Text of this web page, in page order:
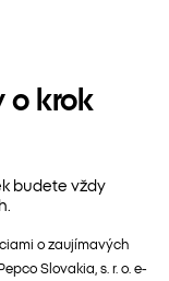
o krok
budete vždy
o zaujímavých
Slovakia, s. r. o. e-